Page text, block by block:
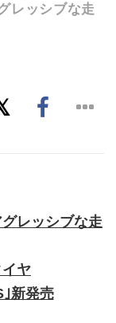
レッシブな走
レッシブな走
ヤ
新発売